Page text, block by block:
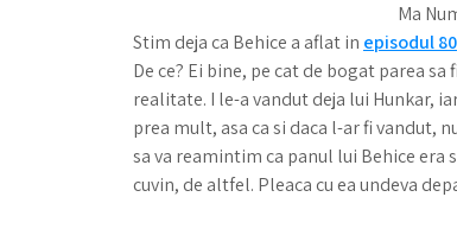
Ma
Stim deja ca Behice a aflat in episodul 80
De ce? Ei bine, pe cat de bogat parea
realitate. I le-a vandut deja lui Hunkar,
prea mult, asa ca si daca l-ar fi vandut,
sa va reamintim ca panul lui Behice era
cuvin, de altfel. Pleaca cu ea undeva